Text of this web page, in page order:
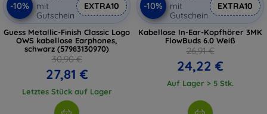
-10%
mit
Gutschein
EXTRA10
Guess Metallic-Finish Classic Logo
OWS kabellose Earphones,
schwarz (57983130970)
30,90 €
27,81 €
Letztes Stück auf Lager
-10%
mit
Gutschein
EXTRA10
Kabellose In-Ear-Kopfhörer 3MK
FlowBuds 6.0 Weiß
26,91 €
24,22 €
Auf Lager > 5 Stk.